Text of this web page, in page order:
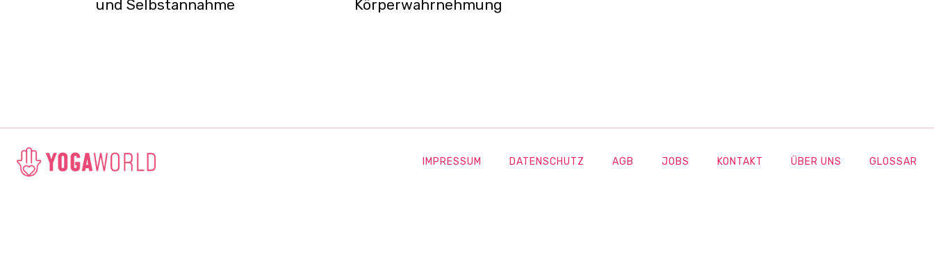
und Selbstannahme
Körperwahrnehmung
IMPRESSUM DATENSCHUTZ AGB JOBS KONTAKT ÜBER UNS GLOSSAR